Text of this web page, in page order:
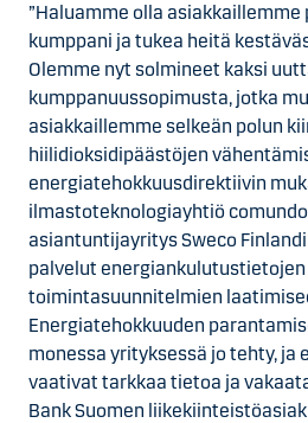
”Haluamme olla
kumppani ja tukea heitä
Olemme nyt solmineet kaksi
kumppanuussopimusta, jotka
asiakkaillemme selkeän polun
hiilidioksidipäästöjen
energiatehokkuusdirektiivin
ilmastoteknologiayhtiö
asiantuntijayritys Sweco
palvelut
toimintasuunnitelmien
Energiatehokkuuden
monessa yrityksessä jo tehty, ja
vaativat tarkkaa tietoa ja
Bank Suomen